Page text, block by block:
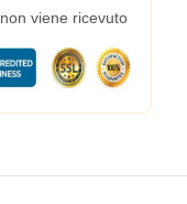
viene ricevuto